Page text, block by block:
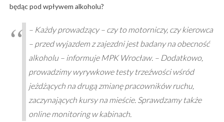
będąc pod wpływem alkoholu?
– Każdy prowadzący – czy to motorniczy, czy kierowca
– przed wyjazdem z zajezdni jest badany na obecność
alkoholu – informuje MPK Wrocław. – Dodatkowo,
prowadzimy wyrywkowe testy trzeźwości wśród
jeżdżących na drugą zmianę pracowników ruchu,
zaczynających kursy na mieście. Sprawdzamy także
online monitoring w kabinach.